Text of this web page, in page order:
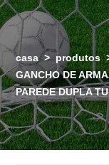
casa > produtos
GANCHO DE
PAREDE DUPLA